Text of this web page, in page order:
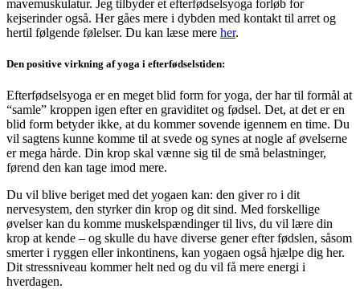
mavemuskulatur. Jeg tilbyder et efterfødselsyoga forløb for
kejserinder også. Her gåes mere i dybden med kontakt til arret og
hertil følgende følelser. Du kan læse mere her.
Den positive virkning af yoga i efterfødselstiden:
Efterfødselsyoga er en meget blid form for yoga, der har til formål at
“samle” kroppen igen efter en graviditet og fødsel. Det, at det er en
blid form betyder ikke, at du kommer sovende igennem en time. Du
vil sagtens kunne komme til at svede og synes at nogle af øvelserne
er mega hårde. Din krop skal vænne sig til de små belastninger,
førend den kan tage imod mere.
Du vil blive beriget med det yogaen kan: den giver ro i dit
nervesystem, den styrker din krop og dit sind. Med forskellige
øvelser kan du komme muskelspændinger til livs, du vil lære din
krop at kende – og skulle du have diverse gener efter fødslen, såsom
smerter i ryggen eller inkontinens, kan yogaen også hjælpe dig her.
Dit stressniveau kommer helt ned og du vil få mere energi i
hverdagen.